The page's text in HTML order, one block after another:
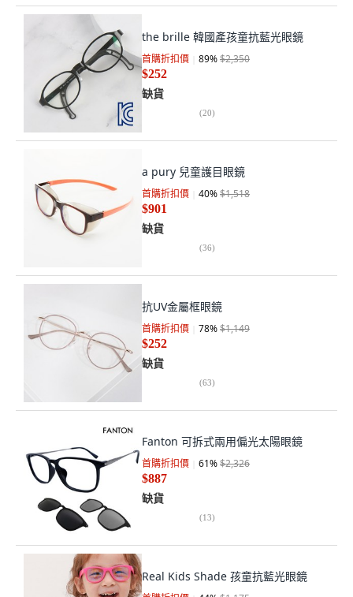
the brille 韓國產孩童抗藍光眼鏡
首購折扣價 89%$2,350
$252
缺貨
(20)
a pury 兒童護目眼鏡
首購折扣價 40%$1,518
$901
缺貨
(36)
抗UV金屬框眼鏡
首購折扣價 78%$1,149
$252
缺貨
(63)
Fanton 可拆式兩用偏光太陽眼鏡
首購折扣價 61%$2,326
$887
缺貨
(13)
Real Kids Shade 孩童抗藍光眼鏡